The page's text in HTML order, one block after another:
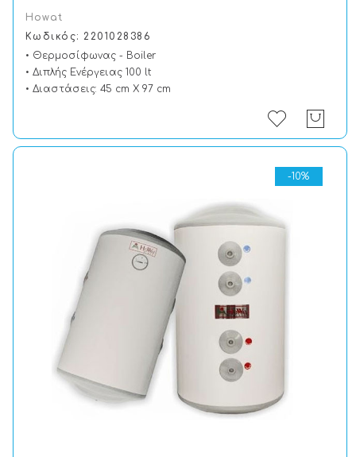
Howat
Κωδικός: 2201028386
• Θερμοσίφωνας - Boiler
• Διπλής Ενέργειας 100 lt
• Διαστάσεις: 45 cm X 97 cm
-10%